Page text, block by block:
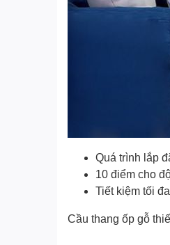
Quá trình lắp
10 điểm cho
Tiết kiệm tối
Cầu thang ốp gỗ